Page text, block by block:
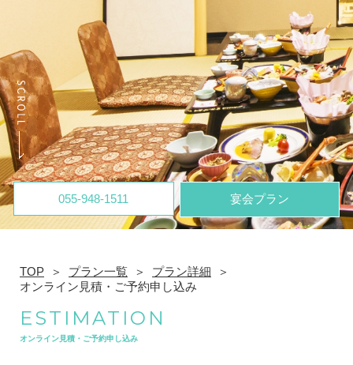
055-948-1511 宴会プラン
TOP プラン一覧
プラン詳細
オンライン見積・ご予約申し込み
ESTIMATION
オンライン見積・ご予約申し込み